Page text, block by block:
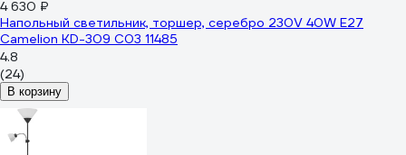
4 630 ₽
Напольный светильник, торшер, серебро 230V 40W E27
Camelion KD-309 C03 11485
4.8
(24)
В корзину